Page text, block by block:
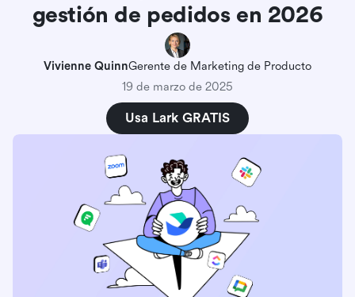
gestión de pedidos en 2026
Vivienne QuinnGerente de Marketing de Producto
19 de marzo de 2025
Usa Lark GRATIS